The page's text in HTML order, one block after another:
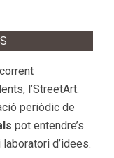
l’StreetArt.
periòdic de
pot entendre’s
d’idees.